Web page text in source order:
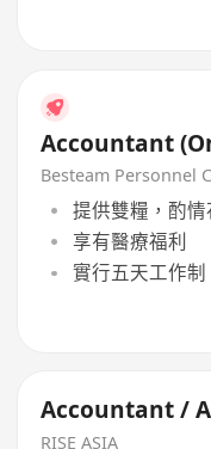
Accountant
Besteam Personnel
提供雙糧，酌情
享有醫療福利
實行五天工作制
Accountant /
RISE ASIA